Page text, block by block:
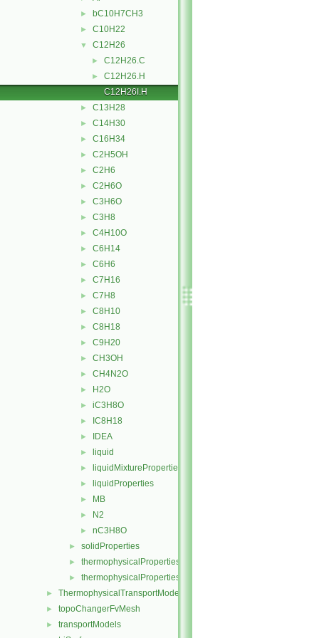
► bC10H7CH3
► C10H22
▼ C12H26
► C12H26.C
►
C12H26.H
C12H26I.H
► C13H28
► C14H30
► C16H34
► C2H5OH
► C2H6
► C2H6O
► C3H6O
► C3H8
► C4H10O
► C6H14
► C6H6
► C7H16
► C7H8
► C8H10
► C8H18
► C9H20
► CH3OH
► CH4N2O
► H2O
► iC3H8O
► IC8H18
► IDEA
► liquid
► liquidMixtureProperties
► liquidProperties
► MB
► N2
► nC3H8O
► solidProperties
► thermophysicalProperties
► thermophysicalPropertiesSelector
► ThermophysicalTransportModels
► topoChangerFvMesh
► transportModels